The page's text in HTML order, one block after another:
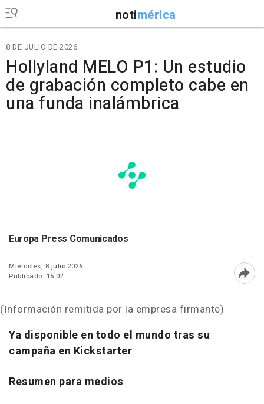
notimérica
8 DE JULIO DE 2026
Hollyland MELO P1: Un estudio
de grabación completo cabe en
una funda inalámbrica
Europa Press Comunicados
Miércoles, 8 julio 2026
Publicado: 15:02
(Información remitida por la empresa firmante)
Ya disponible en todo el mundo tras su
campaña en Kickstarter
Resumen para medios